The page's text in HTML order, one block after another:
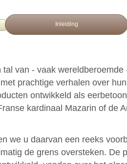
Inleiding
tal van - vaak wereldberoemde
prachtige verhalen over
ontwikkeld als
kardinaal Mazarin of de
we u daarvan een reeks
de grens oversteken. De